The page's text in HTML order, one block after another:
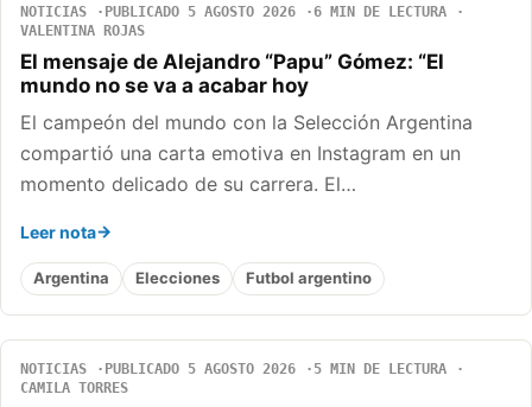
NOTICIAS PUBLICADO 5 AGOSTO 2026
6 MIN DE LECTURA
VALENTINA ROJAS
El mensaje de Alejandro “Papu” Gómez: “El
mundo no se va a acabar hoy
El campeón del mundo con la Selección Argentina
compartió una carta emotiva en Instagram en un
momento delicado de su carrera. El…
Leer nota
Argentina Elecciones Futbol argentino
NOTICIAS PUBLICADO 5 AGOSTO 2026
5 MIN DE LECTURA
CAMILA TORRES